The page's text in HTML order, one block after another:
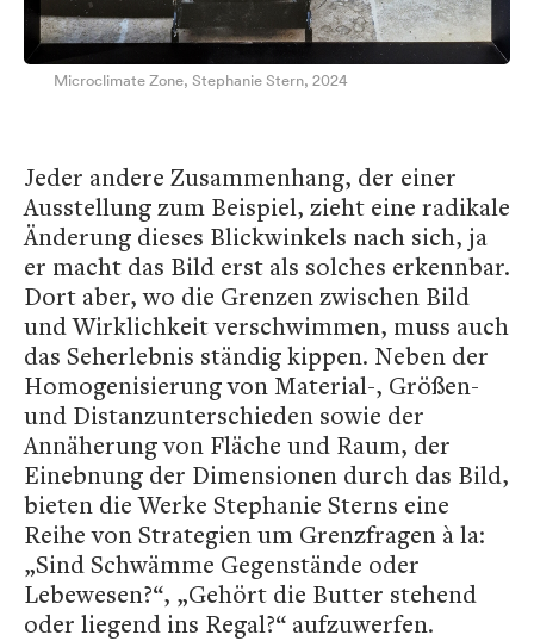
Microclimate Zone, Stephanie Stern, 2024
Jeder andere Zusammenhang, der einer
Ausstellung zum Beispiel, zieht eine radikale
Änderung dieses Blickwinkels nach sich, ja
er macht das Bild erst als solches erkennbar.
Dort aber, wo die Grenzen zwischen Bild
und Wirklichkeit verschwimmen, muss auch
das Seherlebnis ständig kippen. Neben der
Homogenisierung von Material-, Größen-
und Distanzunterschieden sowie der
Annäherung von Fläche und Raum, der
Einebnung der Dimensionen durch das Bild,
bieten die Werke Stephanie Sterns eine
Reihe von Strategien um Grenzfragen à la:
„Sind Schwämme Gegenstände oder
Lebewesen?“, „Gehört die Butter stehend
oder liegend ins Regal?“ aufzuwerfen.